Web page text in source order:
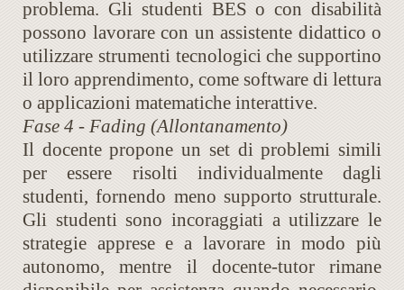
problema. Gli studenti BES o con disabilità
possono lavorare con un assistente didattico o
utilizzare strumenti tecnologici che supportino
il loro apprendimento, come software di lettura
o applicazioni matematiche interattive.
Fase 4 - Fading (Allontanamento)
Il docente propone un set di problemi simili
per essere risolti individualmente dagli
studenti, fornendo meno supporto strutturale.
Gli studenti sono incoraggiati a utilizzare le
strategie apprese e a lavorare in modo più
autonomo, mentre il docente-tutor rimane